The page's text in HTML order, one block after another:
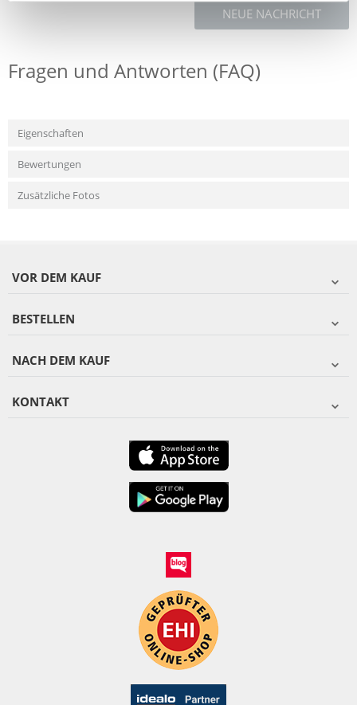
NEUE NACHRICHT
Fragen und Antworten (FAQ)
Eigenschaften
Bewertungen
Zusätzliche Fotos
VOR DEM KAUF
BESTELLEN
NACH DEM KAUF
KONTAKT